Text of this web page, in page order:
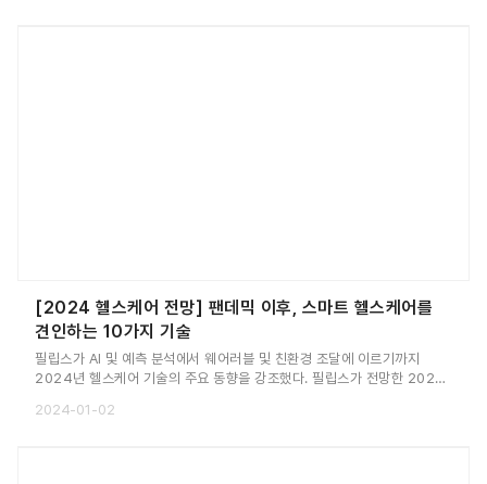
[2024 헬스케어 전망] 팬데믹 이후, 스마트 헬스케어를
견인하는 10가지 기술
필립스가 AI 및 예측 분석에서 웨어러블 및 친환경 조달에 이르기까지
2024년 헬스케어 기술의 주요 동향을 강조했다. 필립스가 전망한 2024
2024-01-02